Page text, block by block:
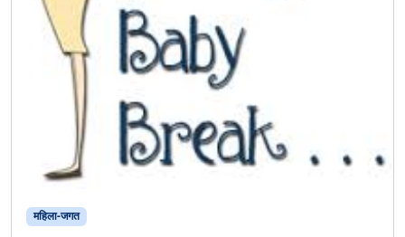
महिला-जगत